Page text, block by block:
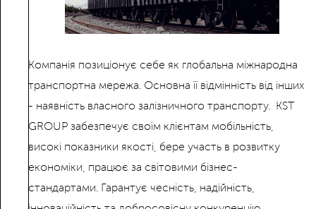
Компанія позиціонує себе як глобальна міжнародна
транспортна мережа. Основна її відмінність від інших
- наявність власного залізничного транспорту. KST
GROUP забезпечує своїм клієнтам мобільність,
високі показники якості, бере участь в розвитку
економіки, працює за світовими бізнес-
стандартами. Гарантує чесність, надійність,